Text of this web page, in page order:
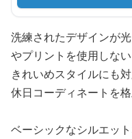
洗練されたデザインが
やプリントを使用しな
きれいめスタイルにも
休日コーディネートを格
ベーシックなシルエッ